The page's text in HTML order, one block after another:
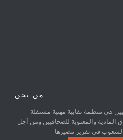
من نحن
هي منظمة نقابية مهنية مستقلة
والمعنوية للصحافيين ومن أجل
الشعوب في تقرير مصيرها